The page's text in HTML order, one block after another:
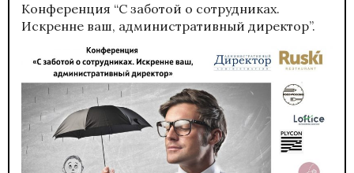
Конференция “С заботой о сотрудниках.
Искренне ваш, административный директор”.